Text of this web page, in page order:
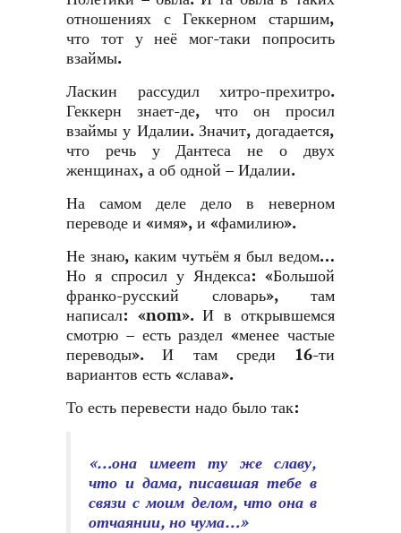
отношениях с Геккерном старшим,
что тот у неё мог-таки попросить
взаймы.
Ласкин рассудил хитро-прехитро.
Геккерн знает-де, что он просил
взаймы у Идалии. Значит, догадается,
что речь у Дантеса не о двух
женщинах, а об одной – Идалии.
На самом деле дело в неверном
переводе и «имя», и «фамилию».
Не знаю, каким чутьём я был ведом…
Но я спросил у Яндекса: «Большой
франко-русский словарь», там
написал: «nom». И в открывшемся
смотрю – есть раздел «менее частые
переводы». И там среди 16-ти
вариантов есть «слава».
То есть перевести надо было так:
«…она имеет ту же славу,
что и дама, писавшая тебе в
связи с моим делом, что она в
отчаянии, но чума…»